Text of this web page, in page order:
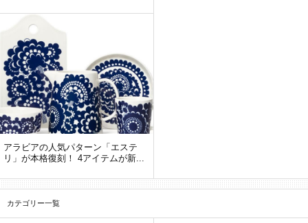
アラビアの人気パターン「エステ
リ」が本格復刻！ 4アイテムが新...
カテゴリー一覧